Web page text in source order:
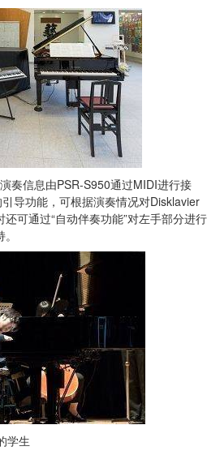
奏信息由PSR-S950通过MIDI进行接
导功能，可根据演奏情况对Disklavier
可通过“自动伴奏功能”对左手部分进行
学生